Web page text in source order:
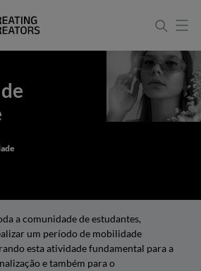
a comunidade de estudantes,
um período de mobilidade
esta atividade fundamental para a
e também para o